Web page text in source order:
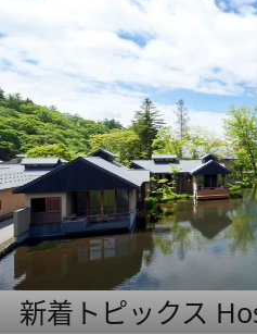
新着トピックス